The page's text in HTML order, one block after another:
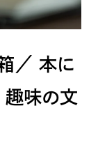
／ 本に
趣味の文